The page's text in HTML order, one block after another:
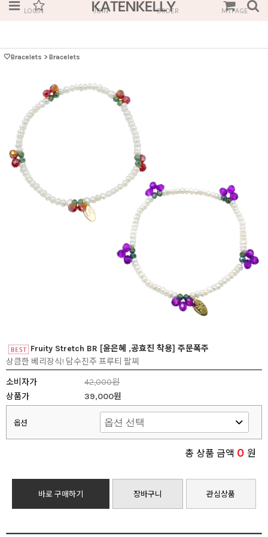
LOGIN JOIN ORDER MYPAGE
🤍Bracelets > Bracelets
Fruity Stretch BR [윤은혜 ,공효진 착용] 주문폭주
상큼한 베리장식! 담수진주 프루티 팔찌
소비자가
42,000원
상품가
39,000원
옵션
총 상품 금액 0 원
바로 구매하기 장바구니 관심상품